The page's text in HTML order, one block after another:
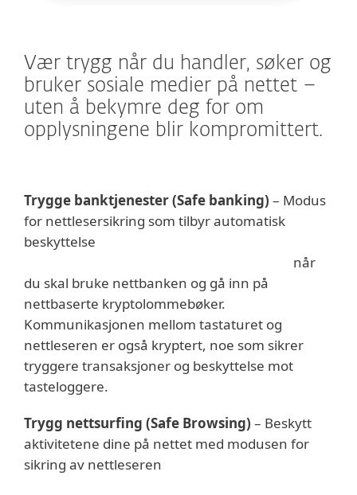
Vær trygg når du handler, søker og
bruker sosiale medier på nettet –
uten å bekymre deg for om
opplysningene blir kompromittert.
Trygge banktjenester (Safe banking) – Modus
for nettlesersikring som tilbyr automatisk
beskyttelse
når
du skal bruke nettbanken og gå inn på
nettbaserte kryptolommebøker.
Kommunikasjonen mellom tastaturet og
nettleseren er også kryptert, noe som sikrer
tryggere transaksjoner og beskyttelse mot
tasteloggere.
Trygg nettsurfing (Safe Browsing) – Beskytt
aktivitetene dine på nettet med modusen for
sikring av nettleseren